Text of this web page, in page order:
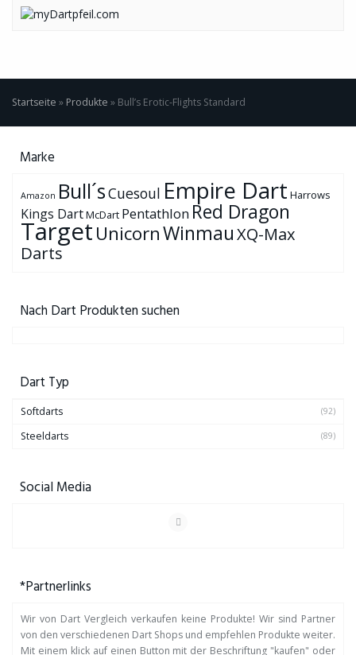
Startseite » Produkte » Bull’s Erotic-Flights Standard
Marke
Amazon Bull´sCuesoul Empire Dart Harrows
Kings DartMcDart Pentathlon Red Dragon
TargetUnicornWinmauXQ-Max
Darts
Nach Dart Produkten suchen
Dart Typ
Softdarts (92)
Steeldarts (89)
Social Media
*Partnerlinks
Wir von Dart Vergleich verkaufen keine Produkte! Wir sind Partner
von den verschiedenen Dart Shops und empfehlen Produkte weiter.
Mit einem klick auf einen Button mit der Beschriftung "kaufen" oder